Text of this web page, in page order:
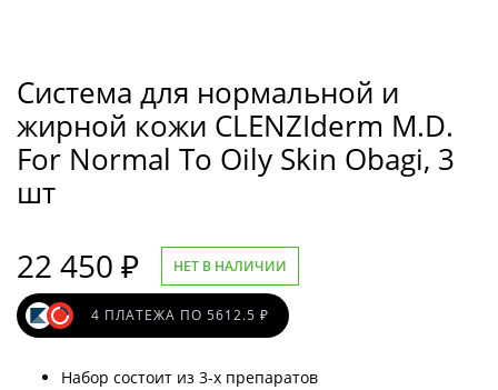
Система для нормальной и
жирной кожи CLENZIderm M.D.
For Normal To Oily Skin Obagi, 3
шт
22 450 ₽ НЕТ В НАЛИЧИИ
4 ПЛАТЕЖА ПО 5612.5 ₽
Набор состоит из 3-х препаратов